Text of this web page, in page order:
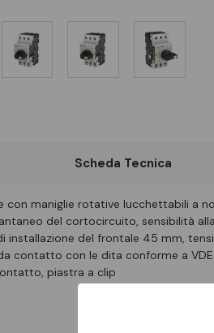
Scheda Tecnica
con maniglie rotative lucchettabili a
del cortocircuito, sensibilità
installazione del frontale 45 mm,
contatto con le dita conforme a
piastra a clip